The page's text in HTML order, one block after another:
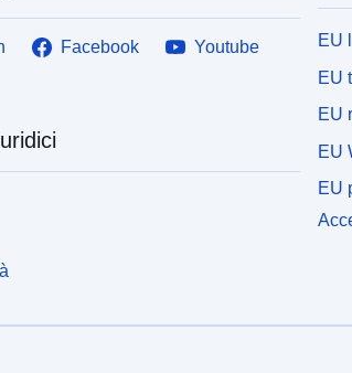
Facebook
Youtube
EU
EU
EU
EU
EU